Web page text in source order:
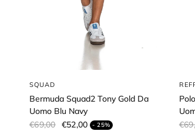
SQUAD
Bermuda Squad2 Tony Gold Da
Uomo Blu Navy
€69,00 €52,00 - 25%